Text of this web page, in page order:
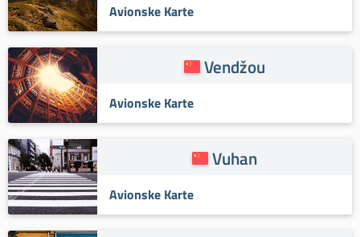
Avionske Karte
Vendžou
Avionske Karte
Vuhan
Avionske Karte